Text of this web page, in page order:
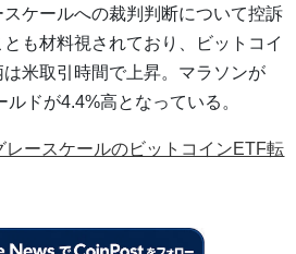
ケールへの裁判判断について控訴
も材料視されており、ビットコイ
米取引時間で上昇。マラソンが
ドが4.4%高となっている。
ースケールのビットコインETF転